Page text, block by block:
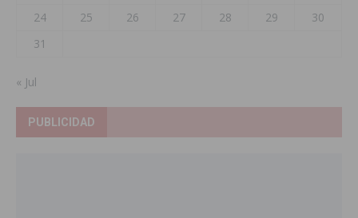
24
25 26 27 28 29
30
31
« Jul
PUBLICIDAD